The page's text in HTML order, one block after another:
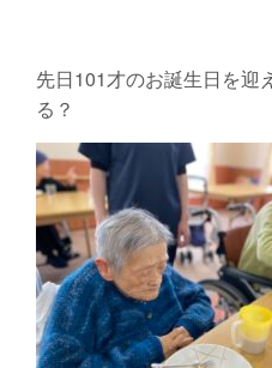
先日101才のお誕生日を迎
る？